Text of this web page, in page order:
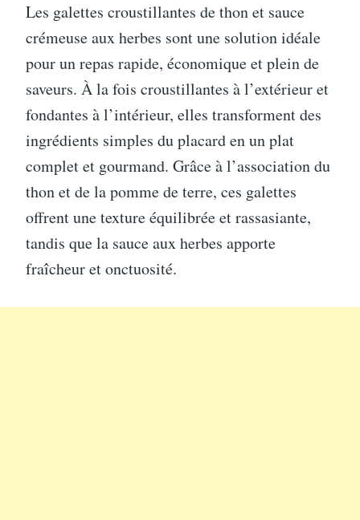
Les galettes croustillantes de thon et sauce
crémeuse aux herbes sont une solution idéale
pour un repas rapide, économique et plein de
saveurs. À la fois croustillantes à l’extérieur et
fondantes à l’intérieur, elles transforment des
ingrédients simples du placard en un plat
complet et gourmand. Grâce à l’association du
thon et de la pomme de terre, ces galettes
offrent une texture équilibrée et rassasiante,
tandis que la sauce aux herbes apporte
fraîcheur et onctuosité.